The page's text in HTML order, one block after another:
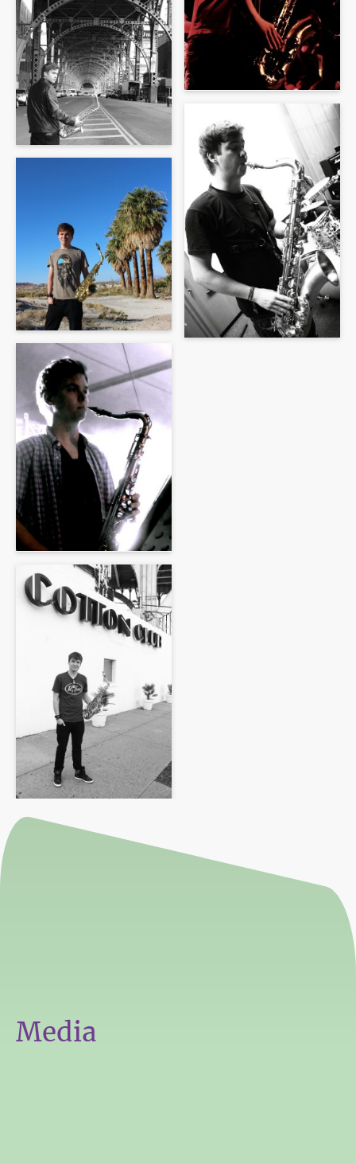
Media